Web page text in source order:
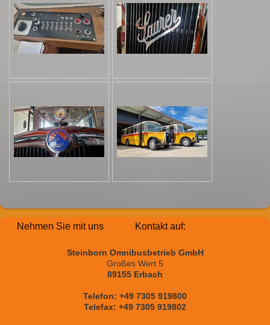
Nehmen Sie mit uns Kontakt auf:
Steinborn Omnibusbetrieb GmbH
Großes Wert 5
89155 Erbach
Telefon: +49 7305 919800
Telefax: +49 7305 919802